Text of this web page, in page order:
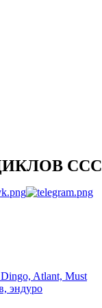
Atlant, Must
эндуро